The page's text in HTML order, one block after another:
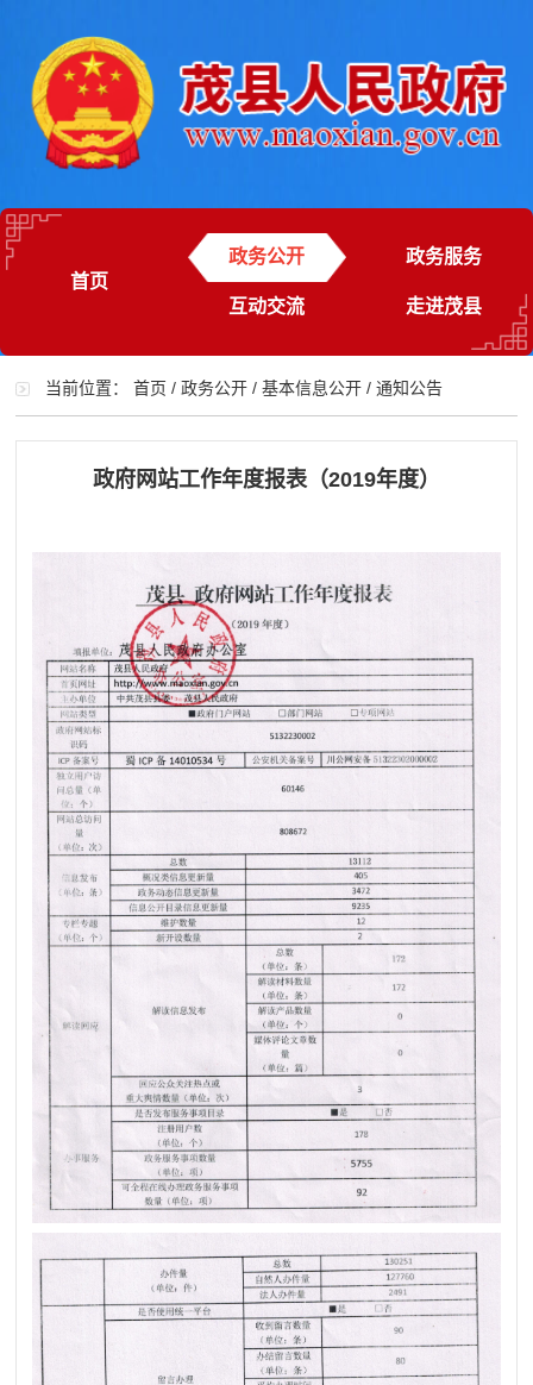
首页
政务公开 政务服务
互动交流 走进茂县
当前位置：首页 /政务公开 /基本信息公开 /通知公告
政府网站工作年度报表（2019年度）